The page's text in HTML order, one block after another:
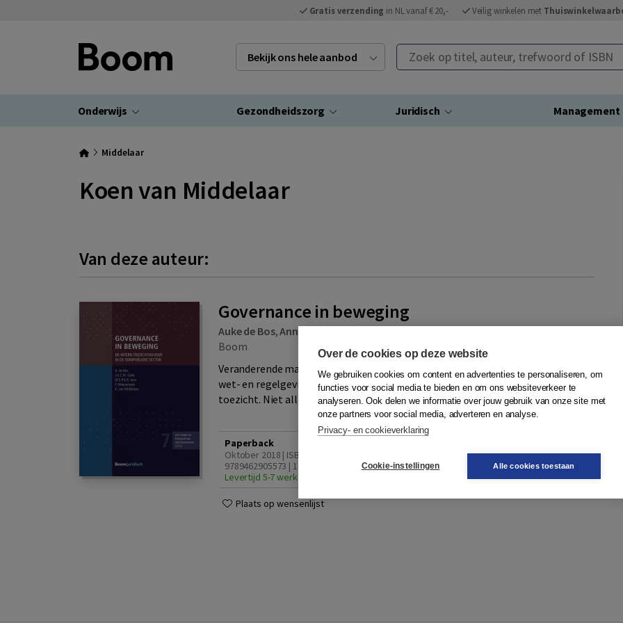
Gratis verzending in NL vanaf € 20,- Veilig winkelen met
Bekijk ons hele aanbod Zoek op titel, auteur, trefwoord of ISBN
Onderwijs Gezondheidszorg Juridisch Management
Middelaar
Koen van Middelaar
Van deze auteur:
Governance in beweging
Auke de Bos,Annika Galle
Boom
Veranderende maatschappelijke opvattingen, financiële schandalen en nieuwe
wet- en regelgeving hebben geleid tot een sterke toename van intern en extern
toezicht. Niet alleen de intern toezichthoud...Meer
Paperback
Oktober 2018 | ISBN
9789462905573 | 1e druk
Levertijd 5-7 werkdagen
86,95 − In winkelwagen
Plaats op wensenlijst
Over de cookies op deze website
We gebruiken cookies om content en advertenties te personaliseren, om
functies voor social media te bieden en om ons websiteverkeer te
analyseren. Ook delen we informatie over jouw gebruik van onze site met
onze partners voor social media, adverteren en analyse.
Privacy- en cookieverklaring
Cookie-instellingen Alle cookies toestaan